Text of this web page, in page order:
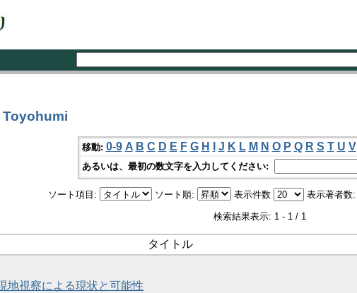
Toyohumi
移動: 0-9 A B C D E F G H J K L M N O P Q R S T U V
あるいは、最初の数文字を入力してください:
ソート項目: ソート順: 表示件数 表示著者数:
検索結果表示: 1 - 1 / 1
タイトル
地視察による現状と可能性